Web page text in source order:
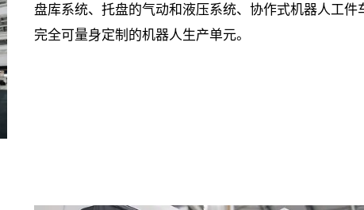
盘库系统、托盘的气动和液压系统、协作式机器人工件
完全可量身定制的机器人生产单元。